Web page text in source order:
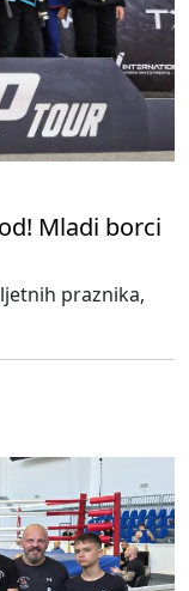
Mladi borci
praznika,